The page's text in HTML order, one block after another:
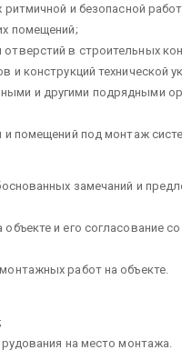
ритмичной и без­опасной
помещений;
в строи­тельных
конструкций технической
и другими под­рядными
помещений под мон­таж
замечаний и
и его согласо­вание
работ на объекте.
на мес­то монтажа.